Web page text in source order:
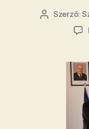
Bejegyzés
Szerző: